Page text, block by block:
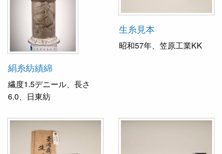
絹糸紡績綿
繊度1.5デニール、長さ
6.0、日東紡
生糸見本
昭和57年、笠原工業KK